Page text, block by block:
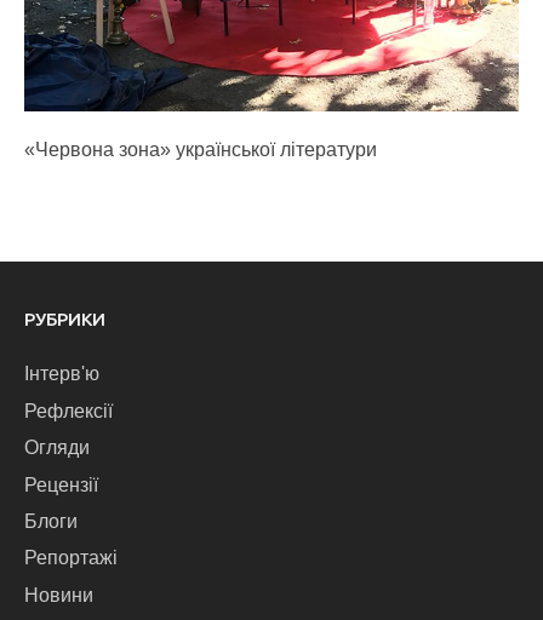
«Червона зона» української літератури
РУБРИКИ
Інтерв'ю
Рефлексії
Огляди
Рецензії
Блоги
Репортажі
Новини